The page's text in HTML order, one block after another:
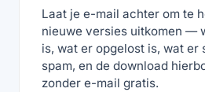
Laat je e-mail achter om te
nieuwe versies uitkomen —
is, wat er opgelost is, wat er
spam, en de download
zonder e-mail gratis.